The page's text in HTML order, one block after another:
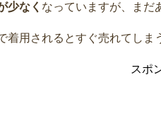
少なく なっていますが、まだ
着用されるとすぐ売れてしま
スポ